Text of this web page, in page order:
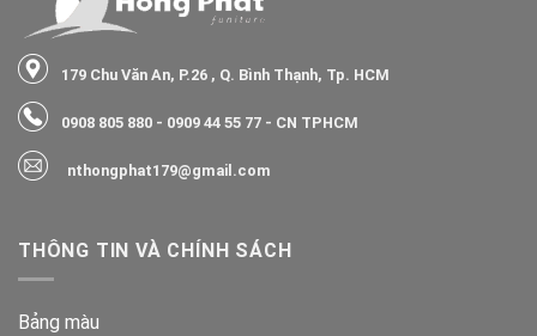
179 Chu Văn An, P.26 , Q. Bình Thạnh, Tp. HCM
0908 805 880 - 0909 44 55 77 - CN TPHCM
nthongphat179@gmail.com
THÔNG TIN VÀ CHÍNH SÁCH
Bảng màu